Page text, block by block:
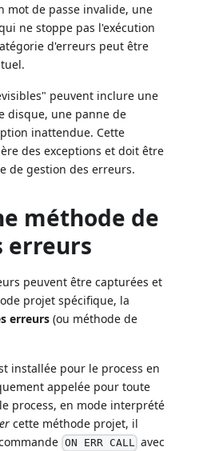
mot de passe invalide, une
ne stoppe pas l'exécution
d'erreurs peut être
peuvent inclure une
disque, une panne de
inattendue. Cette
des exceptions et doit être
de gestion des erreurs.
méthode de
erreurs
peuvent être capturées et
projet spécifique, la
erreurs (ou méthode de
installée pour le process en
appelée pour toute
process, en mode interprété
cette méthode projet, il
ON ERR CALL avec